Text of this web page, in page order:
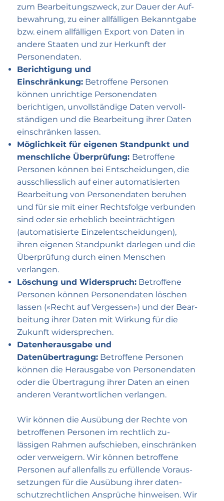
zum Bearbeitungs­zweck, zur Dauer der Auf­
bewahrung, zu einer all­fälligen Bekannt­gabe
bzw. einem all­fälligen Export von Daten in
andere Staaten und zur Herkunft der
Personen­daten.
Berichtigung und
Einschränkung: Betroffene Personen
können unrichtige Personen­daten
berichtigen, unvoll­ständige Daten vervoll­
ständigen und die Bear­beitung ihrer Daten
ein­schränken lassen.
Möglichkeit für eigenen Stand­punkt und
mensch­liche Überprüfung: Betroffene
Personen können bei Entscheidungen, die
ausschliess­lich auf einer auto­matisierten
Bearbeitung von Personen­daten beruhen
und für sie mit einer Rechts­folge verbunden
sind oder sie erheblich beein­trächtigen
(auto­matisierte Einzel­entscheidungen),
ihren eigenen Stand­punkt darlegen und die
Über­prüfung durch einen Menschen
verlangen.
Löschung und Widerspruch: Betroffene
Personen können Personen­daten löschen
lassen («Recht auf Ver­gessen») und der Bear­
beitung ihrer Daten mit Wirkung für die
Zukunft wider­sprechen.
Datenherausgabe und
Datenübertragung: Betroffene Personen
können die Heraus­gabe von Personen­daten
oder die Übe­rtragung ihrer Daten an einen
anderen Verant­wortlichen verlangen.
Wir können die Ausübung der Rechte von
betroffenen Personen im recht­lich zu­
lässigen Rahmen auf­schieben, ein­schränken
oder ver­weigern. Wir können betroffene
Personen auf allen­falls zu erfüllende Voraus­
setzungen für die Ausübung ihrer daten­
schutz­rechtlichen Ansprüche hinweisen. Wir